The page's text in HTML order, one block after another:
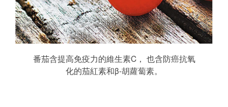
番茄含提高免疫力的維生素C， 也含防癌抗氧
化的茄紅素和β-胡蘿蔔素。